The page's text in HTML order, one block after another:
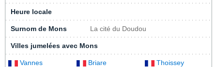
Heure locale
Surnom de Mons La cité du Doudou
Villes jumelées avec Mons
Vannes Briare Thoissey